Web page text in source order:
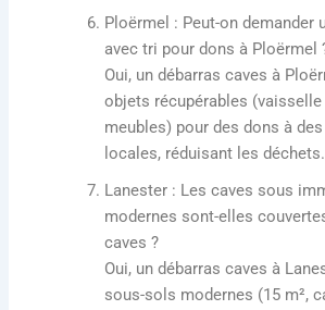
Ploërmel : Peut-on demander
avec tri pour dons à Ploërmel
Oui, un débarras caves à
objets récupérables
meubles) pour des dons à
locales, réduisant les déchets.
Lanester : Les caves sous
modernes sont-elles
caves ?
Oui, un débarras caves à
sous-sols modernes (15 m²,